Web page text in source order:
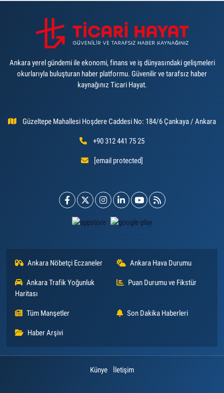
Ankara yerel gündemi ile ekonomi, finans ve iş dünyasındaki gelişmeleri
okurlarıyla buluşturan haber platformu. Güvenilir ve tarafsız haber
kaynağınız Ticari Hayat.
Güzeltepe Mahallesi Hoşdere Caddesi No: 184/6 Çankaya / Ankara
+90 312 441 75 25
[email protected]
Ankara Nöbetçi Eczaneler Ankara Hava Durumu
Ankara Trafik Yoğunluk
Haritası
Puan Durumu ve Fikstür
Tüm Manşetler Son Dakika Haberleri
Haber Arşivi
Künye İletişim